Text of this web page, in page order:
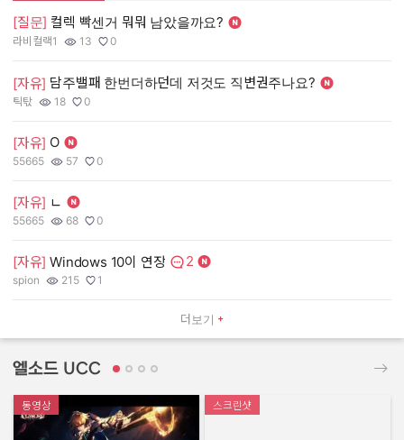
더보기
[질문] 컬렉 빡센거 뭐뭐 남았을까요?
작성자:
라비컬랙1
조회수:
13
추천수:
0
[자유] 담주밸패 한번더하던데 저것도 직변권주나요?
작성자:
틱탃
조회수:
18
추천수:
0
[자유] O
작성자:
55665
조회수:
57
추천수:
0
[자유] ㄴ
작성자:
55665
조회수:
68
추천수:
0
[자유] Windows 10이 연장 댓글수:
2
작성자:
spion
조회수:
215
추천수:
1
엘소드 UCC
동영상 스크린샷